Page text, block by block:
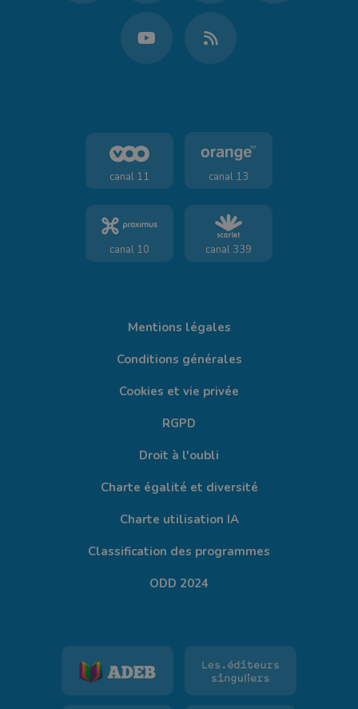
canal 11 canal 13
canal 10 canal 339
Mentions légales
Conditions générales
Cookies et vie privée
RGPD
Droit à l'oubli
Charte égalité et diversité
Charte utilisation IA
Classification des programmes
ODD 2024